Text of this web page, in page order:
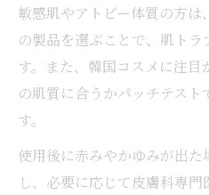
敏感肌やアトピー体質の方
の製品を選ぶことで、肌トラ
す。また、韓国コスメに注
の肌質に合うかパッチテス
す。
使用後に赤みやかゆみが出
し、必要に応じて皮膚科専